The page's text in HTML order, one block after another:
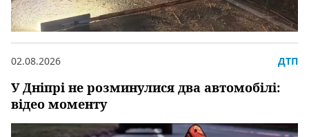
У Дніпрі не розминулися два автомобілі:
відео моменту
02.08.2026 ДТП